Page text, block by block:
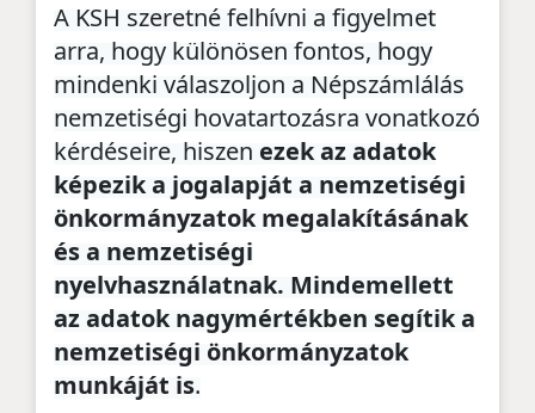
A KSH szeretné felhívni a figyelmet
arra, hogy különösen fontos, hogy
mindenki válaszoljon a Népszámlálás
nemzetiségi hovatartozásra vonatkozó
kérdéseire, hiszen ezek az adatok
képezik a jogalapját a nemzetiségi
önkormányzatok megalakításának
és a nemzetiségi
nyelvhasználatnak. Mindemellett
az adatok nagymértékben segítik a
nemzetiségi önkormányzatok
munkáját is.